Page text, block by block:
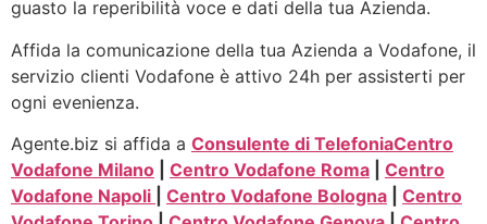
guasto la reperibilità voce e dati della tua Azienda.
Affida la comunicazione della tua Azienda a Vodafone, il
servizio clienti Vodafone è attivo 24h per assisterti per
ogni evenienza.
Agente.biz si affida a Consulente di TelefoniaCentro
Vodafone Milano
Centro Vodafone Roma
Centro
Vodafone Napoli
Centro Vodafone Bologna
Centro